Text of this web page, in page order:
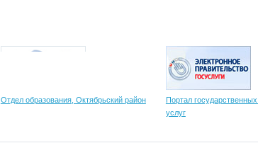
Отдел образования, Октябрьский район
Портал
услуг